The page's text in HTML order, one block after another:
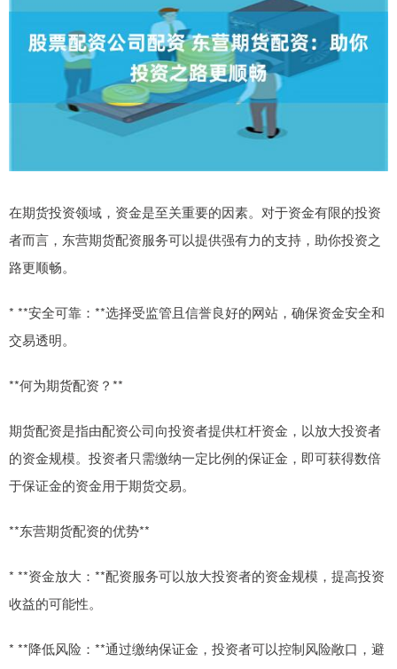
在期货投资领域，资金是至关重要的因素。对于资金有限的投资
者而言，东营期货配资服务可以提供强有力的支持，助你投资之
路更顺畅。
* **安全可靠：**选择受监管且信誉良好的网站，确保资金安全和
交易透明。
**何为期货配资？**
期货配资是指由配资公司向投资者提供杠杆资金，以放大投资者
的资金规模。投资者只需缴纳一定比例的保证金，即可获得数倍
于保证金的资金用于期货交易。
**东营期货配资的优势**
* **资金放大：**配资服务可以放大投资者的资金规模，提高投资
收益的可能性。
* **降低风险：**通过缴纳保证金，投资者可以控制风险敞口，避